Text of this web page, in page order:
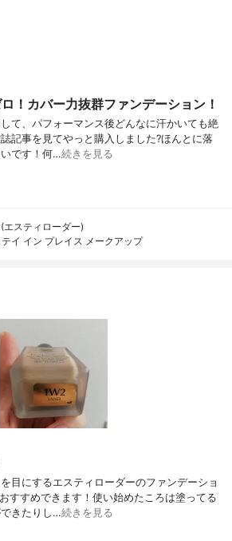
！カバー力抜群ファンデーション！
て、パフォーマンス後どんなに汗かいても絶
記事を見てやっと購入しました?ほんとに落
です！何…続きを見る
エスティローダー)
イ イン プレイス メークアップ
目にするエスティローダーのファンデーショ
すすめできます！使い始めたころは塗ってる
きたりし…続きを見る